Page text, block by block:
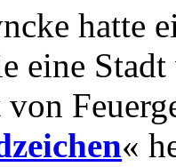
hatte
eine
«